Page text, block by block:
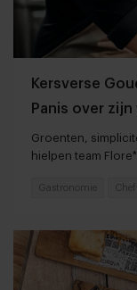
Kersverse
Panis over
Groenten,
hielpen team
Gastronomie